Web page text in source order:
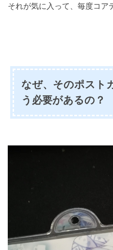
それが気に入って、毎度コア
なぜ、そのポスト
う必要があるの？